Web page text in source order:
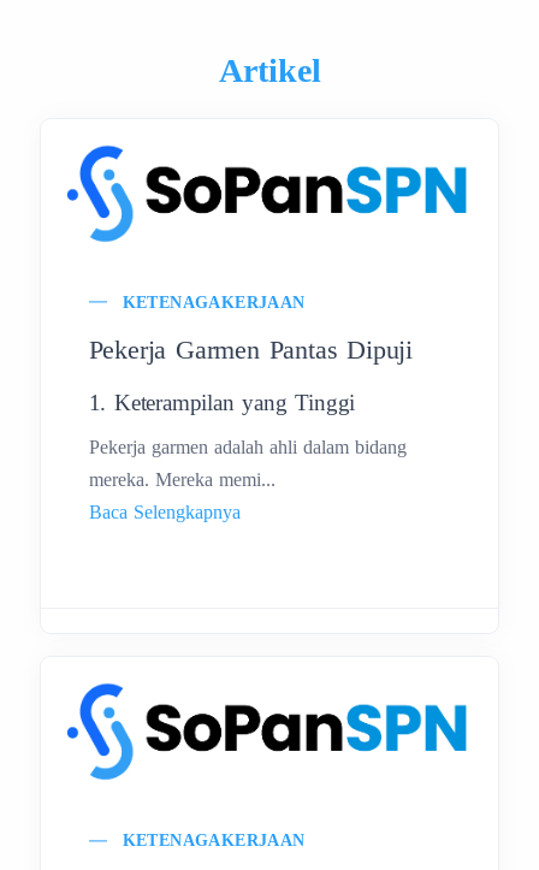
Artikel
KETENAGAKERJAAN
Pekerja Garmen Pantas Dipuji
1. Keterampilan yang Tinggi
Pekerja garmen adalah ahli dalam bidang
mereka. Mereka memi...
Baca Selengkapnya
KETENAGAKERJAAN